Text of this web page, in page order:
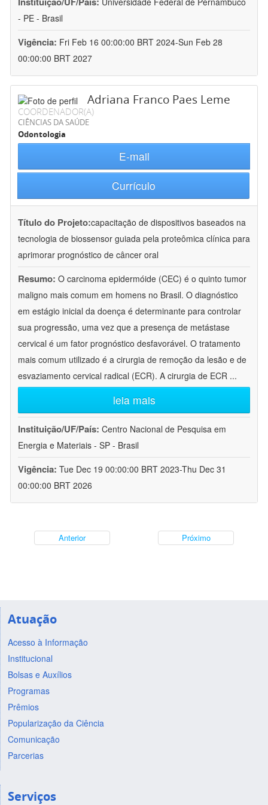
- PE - Brasil
Vigência: Fri Feb 16 00:00:00 BRT 2024-Sun Feb 28
00:00:00 BRT 2027
Adriana Franco Paes Leme
COORDENADOR(A)
CIÊNCIAS DA SAÚDE
Odontologia
E-mail
Currículo
Título do Projeto:capacitação de dispositivos baseados na
tecnologia de biossensor guiada pela proteômica clínica para
aprimorar prognóstico de câncer oral
Resumo: O carcinoma epidermóide (CEC) é o quinto tumor
maligno mais comum em homens no Brasil. O diagnóstico
em estágio inicial da doença é determinante para controlar
sua progressão, uma vez que a presença de metástase
cervical é um fator prognóstico desfavorável. O tratamento
mais comum utilizado é a cirurgia de remoção da lesão e de
esvaziamento cervical radical (ECR). A cirurgia de ECR ...
leia mais
Instituição/UF/País: Centro Nacional de Pesquisa em
Energia e Materiais - SP - Brasil
Vigência: Tue Dec 19 00:00:00 BRT 2023-Thu Dec 31
00:00:00 BRT 2026
Anterior Próximo
Atuação
Acesso à Informação
Institucional
Bolsas e Auxílios
Programas
Prêmios
Popularização da Ciência
Comunicação
Parcerias
Serviços